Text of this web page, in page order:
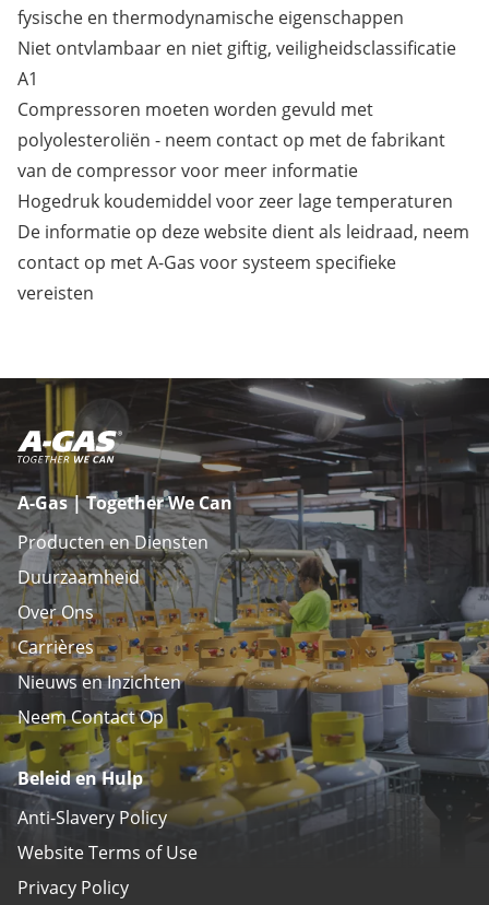
fysische en thermodynamische eigenschappen
Niet ontvlambaar en niet giftig, veiligheidsclassificatie
A1
Compressoren moeten worden gevuld met
polyolesteroliën - neem contact op met de fabrikant
van de compressor voor meer informatie
Hogedruk koudemiddel voor zeer lage temperaturen
De informatie op deze website dient als leidraad, neem
contact op met A-Gas voor systeem specifieke
vereisten
A-Gas | Together We Can
Producten en Diensten
Duurzaamheid
Over Ons
Carrières
Nieuws en Inzichten
Neem Contact Op
Beleid en Hulp
Anti-Slavery Policy
Website Terms of Use
Privacy Policy